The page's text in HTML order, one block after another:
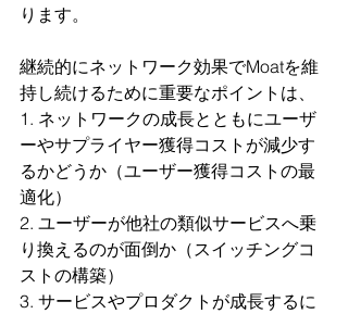
ります。
継続的にネットワーク効果でMoatを維
持し続けるために重要なポイントは、
1. ネットワークの成長とともにユーザ
ーやサプライヤー獲得コストが減少す
るかどうか（ユーザー獲得コストの最
適化）
2. ユーザーが他社の類似サービスへ乗
り換えるのが面倒か（スイッチングコ
ストの構築）
3. サービスやプロダクトが成長するに